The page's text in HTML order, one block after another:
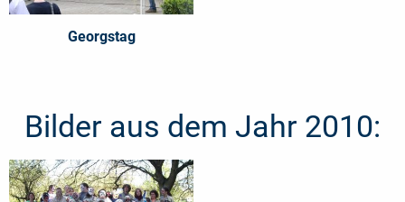
Georgstag
Bilder aus dem Jahr 2010: